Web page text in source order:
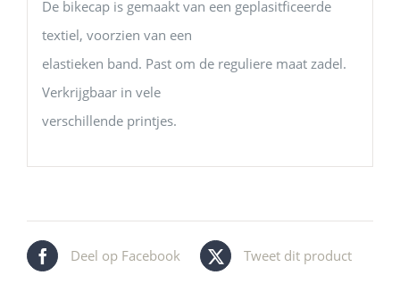
De bikecap is gemaakt van een geplasitficeerde
textiel, voorzien van een
elastieken band. Past om de reguliere maat zadel.
Verkrijgbaar in vele
verschillende printjes.
Deel op Facebook Tweet dit product